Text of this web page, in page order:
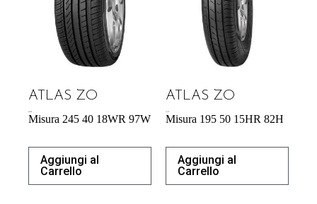
ATLAS ZO
Misura 245 40 18WR 97W
Aggiungi al
Carrello
ATLAS ZO
Misura 195 50 15HR 82H
Aggiungi al
Carrello